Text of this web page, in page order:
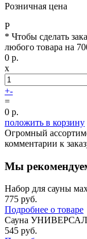
Розничная цена
Р
* Чтобы сделать
любого товара на
0 р.
x
+-
=
0 р.
положить в корзину
Огромный
комментарии к
Мы
Набор для сауны
775 руб.
Подробнее о товаре
Сауна
545 руб.